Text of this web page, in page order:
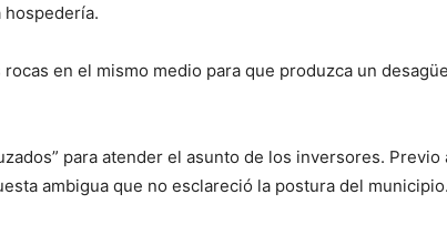
hospedería.
en el mismo medio para que produzca un
para atender el asunto de los inversores.
ambigua que no esclareció la postura del municipio.